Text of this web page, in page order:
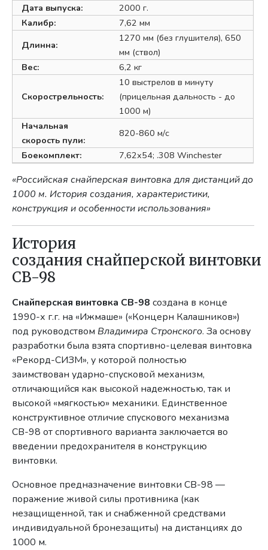
Дата выпуска:
2000 г.
Калибр:
7,62 мм
Длинна:
1270 мм (без глушителя), 650
мм (ствол)
Вес:
6,2 кг
Скорострельность:
10 выстрелов в минуту
(прицельная дальность - до
1000 м)
Начальная
скорость пули:
820-860 м/с
Боекомплект:
7,62х54; .308 Winchester
«Российская снайперская винтовка для дистанций до
1000 м. История создания, характеристики,
конструкция и особенности использования»
История
создания снайперской винтовки
СВ-98
Снайперская винтовка СВ-98 создана в конце
1990-х г.г. на «Ижмаше» («Концерн Калашников»)
под руководством Владимира Стронского. За основу
разработки была взята спортивно-целевая винтовка
«Рекорд-СИЗМ», у которой полностью
заимствован ударно-спусковой механизм,
отличающийся как высокой надежностью, так и
высокой «мягкостью» механики. Единственное
конструктивное отличие спускового механизма
СВ-98 от спортивного варианта заключается во
введении предохранителя в конструкцию
винтовки.
Основное предназначение винтовки СВ-98 —
поражение живой силы противника (как
незащищенной, так и снабженной средствами
индивидуальной бронезащиты) на дистанциях до
1000 м.